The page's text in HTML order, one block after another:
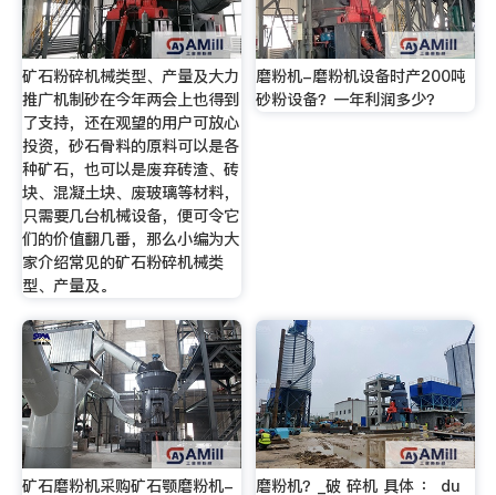
矿石粉碎机械类型、产量及大力
推广机制砂在今年两会上也得到
了支持，还在观望的用户可放心
投资，砂石骨料的原料可以是各
种矿石，也可以是废弃砖渣、砖
块、混凝土块、废玻璃等材料，
只需要几台机械设备，便可令它
们的价值翻几番，那么小编为大
家介绍常见的矿石粉碎机械类
型、产量及。
磨粉机-磨粉机设备时产200吨
砂粉设备？一年利润多少？
矿石磨粉机采购矿石颚磨粉机-
磨粉机？_破 碎机 具体 ： du